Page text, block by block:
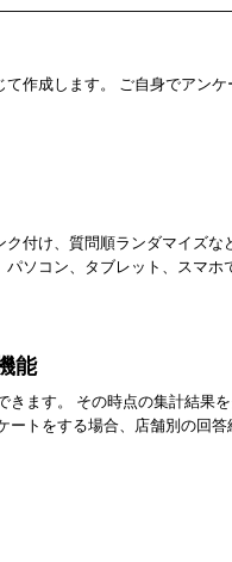
作成します。 ご自身でアン
付け、質問順ランダマイズ
ソコン、タブレット、スマホ
能
きます。 その時点の集計結果
トをする場合、店舗別の回